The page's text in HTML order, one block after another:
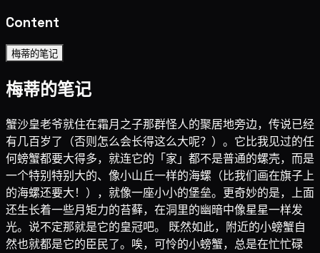
Content
梅蒂的笔记
梅蒂的笔记
蟹沙皇老爷就住在霜月之子那群怪人的聚居地旁边，传说已经
有几百岁了（否则怎么会长得这么大呢？）。它比我见过的任
何螃蟹都要大得多，就连它的「家」都不是普通的螺壳，而是
一个特别特别大的、像小山丘一样的海螺（比我们画在旗子上
的海螺还要大！），就像一座小小的堡垒。更奇妙的是，上面
还生长着一些月矩力的苔藓，在洞里的幽暗中像星星一样发
光。说不定那就是它的皇冠吧。 既然如此，附近的小螃蟹自
然也就都是它的臣民了。唉，可怜的小螃蟹，总是在忙忙碌